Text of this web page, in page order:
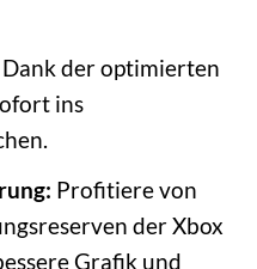
Dank der optimierten
ins
Profitiere von
der Xbox
Grafik und